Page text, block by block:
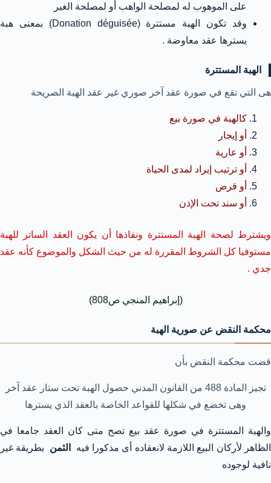
على الموهوب له لمصلحة الواهب أو لمصلحة الغير
وقد تكون الهبة مستترة (Donation déguisée) بمعنى هبة
يسترها عقد معاوضة .
الهبة المستترة
هى التي تقع في صورة عقد آخر صوري غير عقد الهبة الصريحة
كالهبة في صورة بيع
أو إيجار
أو عارية
أو ترتيب إيراد لمدى الحياة
أو قرض
أو سند تحت الإذن
ويشترط لصحة الهبة المستترة ونفاذها أن يكون العقد الساتر للهبة
مستوفيا كل الشروط المقررة له من حيث الشكل والموضوع كأنه عقد
جدي .
(إبراهيم المنجي ص808)
محكمة النقض عن صورية الهبة
قضت محكمة النقض بأن
تجيز المادة 488 من القانون المدني حصول الهبة تحت ستار عقد آخر
وهى تخضع في شكلها للقواعد الخاصة بالعقد الذي يسترها
والهبة المستترة في صورة عقد بيع تصح متى كان العقد جامعا في
الظاهر لأركان البيع اللازمة لانعقاده أى مذكورا فيه
الثمن بطريقة غير
نافية لوجوده